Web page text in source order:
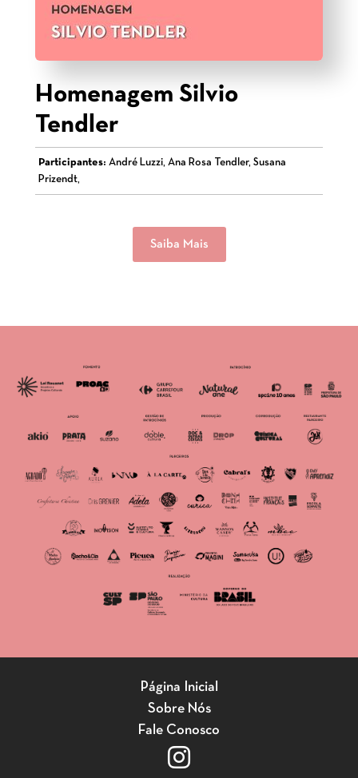
Homenagem Silvio
Tendler
Participantes: André Luzzi, Ana Rosa Tendler, Susana
Prizendt,
Saiba Mais
Página Inicial
Sobre Nós
Fale Conosco